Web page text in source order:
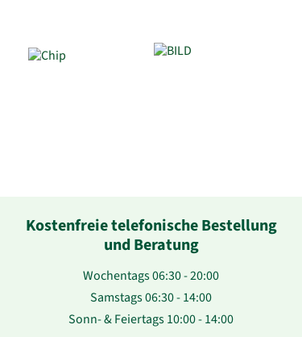
Kostenfreie telefonische Bestellung
und Beratung
Wochentags 06:30 - 20:00
Samstags 06:30 - 14:00
Sonn- & Feiertags 10:00 - 14:00